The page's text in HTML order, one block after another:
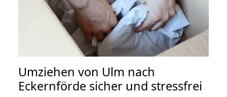
Umziehen von Ulm nach
Eckernförde sicher und stressfrei